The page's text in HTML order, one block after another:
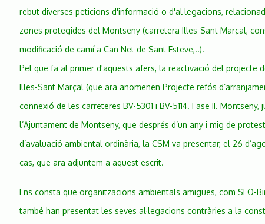
rebut diverses peticions d'informació o d'al·legacions,
zones protegides del Montseny (carretera Illes-Sant Marçal,
modificació de camí a Can Net de Sant Esteve,..).
Pel que fa al primer d'aquests afers, la reactivació del projecte
Illes-Sant Marçal (que ara anomenen Projecte refós
connexió de les carreteres BV-5301 i BV-5114. Fase II.
l’Ajuntament de Montseny, que després d’un any i mig de
d’avaluació ambiental ordinària, la CSM va presentar, el 26
cas, que ara adjuntem a aquest escrit.
Ens consta que organitzacions ambientals amigues, com SEO-
també han presentat les seves al·legacions contràries a la